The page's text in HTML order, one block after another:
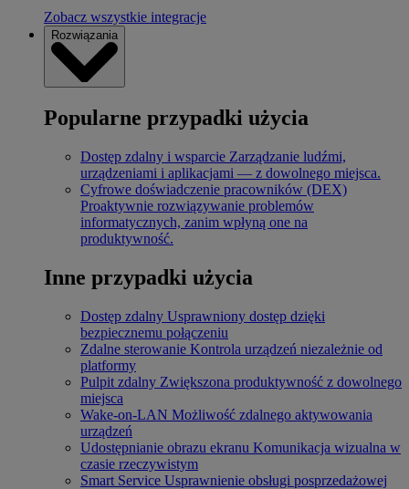
Zobacz wszystkie integracje
Rozwiązania
Popularne przypadki użycia
Dostęp zdalny i wsparcie Zarządzanie ludźmi,
urządzeniami i aplikacjami — z dowolnego miejsca.
Cyfrowe doświadczenie pracowników (DEX)
Proaktywnie rozwiązywanie problemów
informatycznych, zanim wpłyną one na
produktywność.
Inne przypadki użycia
Dostęp zdalny Usprawniony dostęp dzięki
bezpiecznemu połączeniu
Zdalne sterowanie Kontrola urządzeń niezależnie od
platformy
Pulpit zdalny Zwiększona produktywność z dowolnego
miejsca
Wake-on-LAN Możliwość zdalnego aktywowania
urządzeń
Udostępnianie obrazu ekranu Komunikacja wizualna w
czasie rzeczywistym
Smart Service Usprawnienie obsługi posprzedażowej